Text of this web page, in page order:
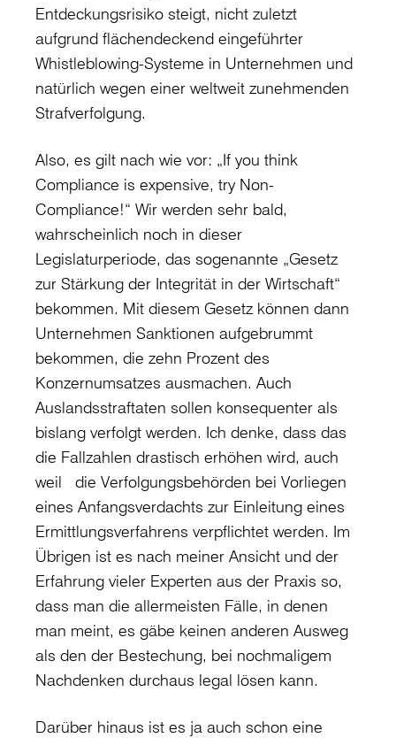
Entdeckungsrisiko steigt, nicht zuletzt
aufgrund flächendeckend eingeführter
Whistleblowing-Systeme in Unternehmen und
natürlich wegen einer weltweit zunehmenden
Strafverfolgung.
Also, es gilt nach wie vor: „If you think
Compliance is expensive, try Non-
Compliance!“ Wir werden sehr bald,
wahrscheinlich noch in dieser
Legislaturperiode, das sogenannte „Gesetz
zur Stärkung der Integrität in der Wirtschaft“
bekommen. Mit diesem Gesetz können dann
Unternehmen Sanktionen aufgebrummt
bekommen, die zehn Prozent des
Konzernumsatzes ausmachen. Auch
Auslandsstraftaten sollen konsequenter als
bislang verfolgt werden. Ich denke, dass das
die Fallzahlen drastisch erhöhen wird, auch
weil die Verfolgungsbehörden bei Vorliegen
eines Anfangsverdachts zur Einleitung eines
Ermittlungsverfahrens verpflichtet werden. Im
Übrigen ist es nach meiner Ansicht und der
Erfahrung vieler Experten aus der Praxis so,
dass man die allermeisten Fälle, in denen
man meint, es gäbe keinen anderen Ausweg
als den der Bestechung, bei nochmaligem
Nachdenken durchaus legal lösen kann.
Darüber hinaus ist es ja auch schon eine